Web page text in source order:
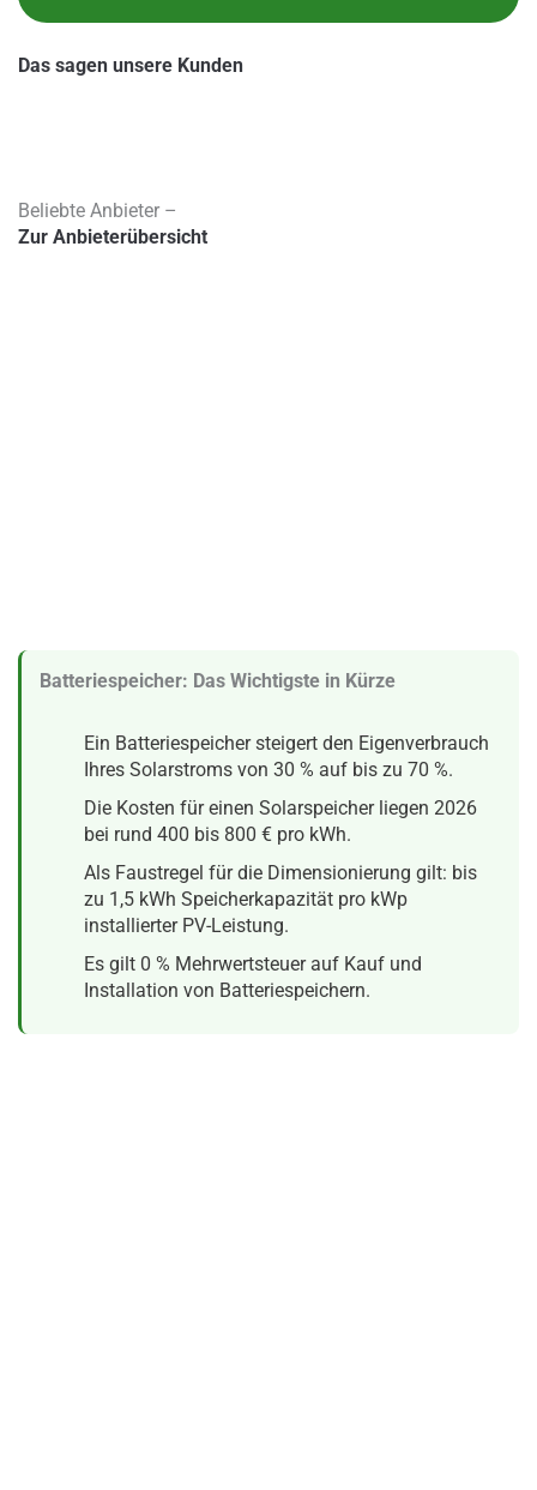
Das sagen unsere Kunden
Beliebte Anbieter –
Zur Anbieterübersicht
Batteriespeicher: Das Wichtigste in Kürze
Ein Batteriespeicher steigert den Eigenverbrauch
Ihres Solarstroms von 30 % auf bis zu 70 %.
Die Kosten für einen Solarspeicher liegen 2026
bei rund 400 bis 800 € pro kWh.
Als Faustregel für die Dimensionierung gilt: bis
zu 1,5 kWh Speicherkapazität pro kWp
installierter PV-Leistung.
Es gilt 0 % Mehrwertsteuer auf Kauf und
Installation von Batteriespeichern.